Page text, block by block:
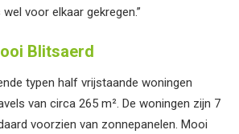
voor elkaar gekregen.”
Blitsaerd
typen half vrijstaande woningen
van circa 265 m². De woningen zijn 7
voorzien van zonnepanelen. Mooi